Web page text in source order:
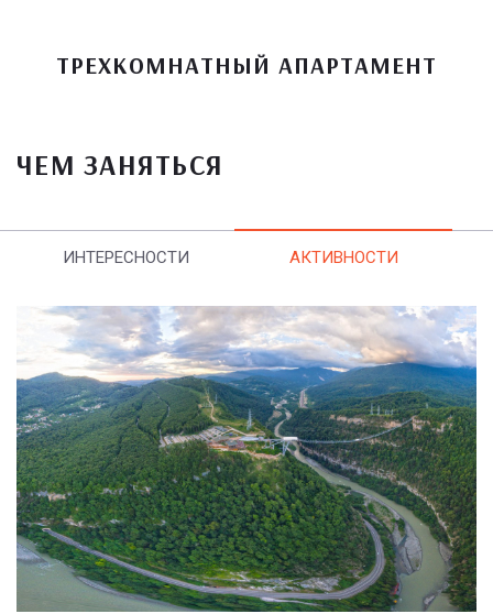
ТРЕХКОМНАТНЫЙ АПАРТАМЕНТ
ЧЕМ ЗАНЯТЬСЯ
ИНТЕРЕСНОСТИ АКТИВНОСТИ